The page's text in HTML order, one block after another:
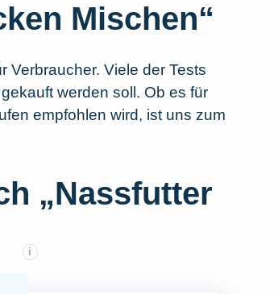
Mischen“
Verbraucher. Viele der Tests
werden soll. Ob es für
empfohlen wird, ist uns zum
„Nassfutter
i